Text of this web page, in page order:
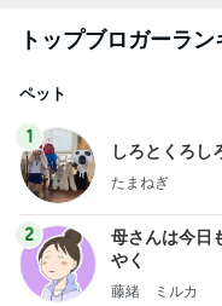
トップブロガーラ
ペット
1
しろとくろし
たまねぎ
2
母さんは今日
やく
藤緒 ミルカ